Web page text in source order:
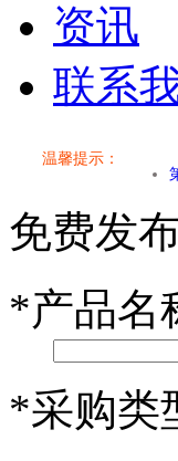
资讯
联系
温馨提示：
免费发
*产品名
*采购类